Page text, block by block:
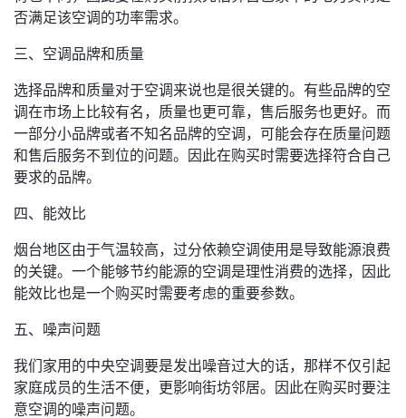
否满足该空调的功率需求。
三、空调品牌和质量
选择品牌和质量对于空调来说也是很关键的。有些品牌的空
调在市场上比较有名，质量也更可靠，售后服务也更好。而
一部分小品牌或者不知名品牌的空调，可能会存在质量问题
和售后服务不到位的问题。因此在购买时需要选择符合自己
要求的品牌。
四、能效比
烟台地区由于气温较高，过分依赖空调使用是导致能源浪费
的关键。一个能够节约能源的空调是理性消费的选择，因此
能效比也是一个购买时需要考虑的重要参数。
五、噪声问题
我们家用的中央空调要是发出噪音过大的话，那样不仅引起
家庭成员的生活不便，更影响街坊邻居。因此在购买时要注
意空调的噪声问题。